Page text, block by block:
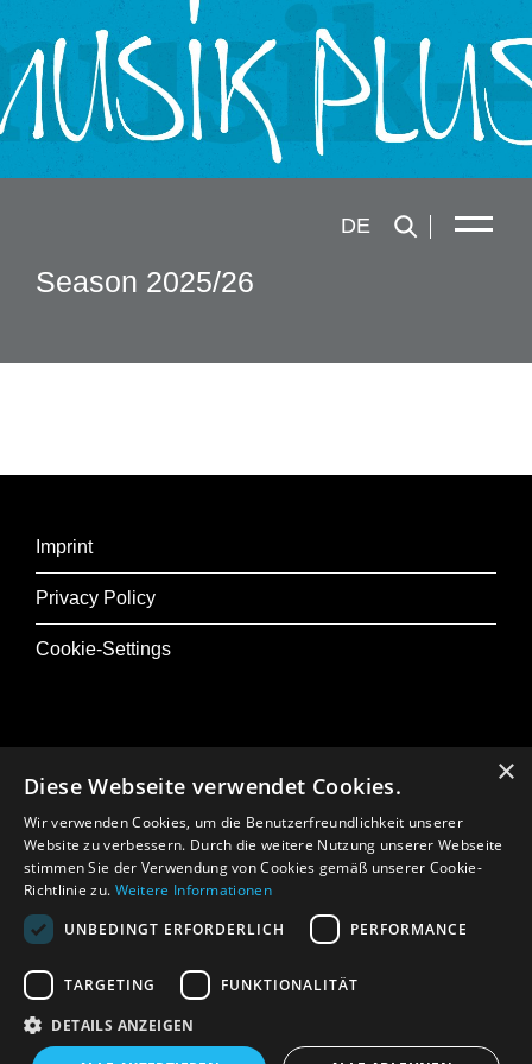
Season 2025/26
DE
Imprint
Privacy Policy
Cookie-Settings
More About ORGELfest
Press
In Memoriam: Gerhard Crepaz
×
Diese Webseite verwendet Cookies.
Wir verwenden Cookies, um die Benutzerfreundlichkeit unserer
Website zu verbessern. Durch die weitere Nutzung unserer Webseite
stimmen Sie der Verwendung von Cookies gemäß unserer Cookie-
Richtlinie zu. Weitere Informationen
UNBEDINGT ERFORDERLICH
PERFORMANCE
TARGETING FUNKTIONALITÄT
DETAILS ANZEIGEN